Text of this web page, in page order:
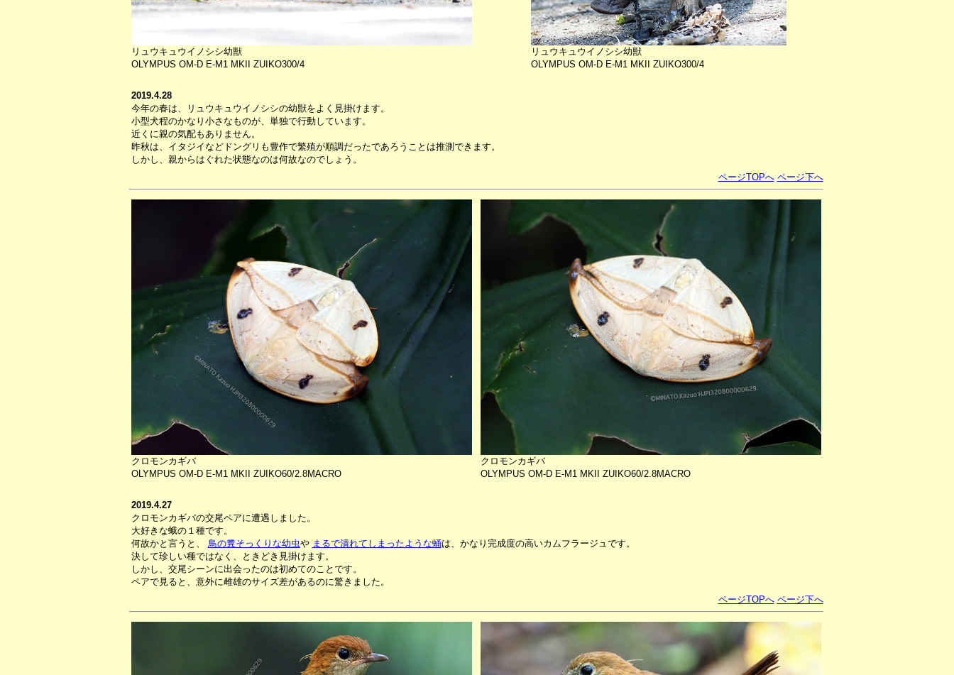
リュウキュウイノシシ幼獣
OLYMPUS OM-D E-M1 MKII ZUIKO300/4
リュウキュウイノシシ幼獣
OLYMPUS OM-D E-M1 MKII ZUIKO300/4
2019.4.28
今年の春は、リュウキュウイノシシの幼獣をよく見掛けます。
小型犬程のかなり小さなものが、単独で行動しています。
近くに親の気配もありません。
昨秋は、イタジイなどドングリも豊作で繁殖が順調だったであろうことは推測できます。
しかし、親からはぐれた状態なのは何故なのでしょう。
ページTOPへ ページ下へ
クロモンカギバ
OLYMPUS OM-D E-M1 MKII ZUIKO60/2.8MACRO
クロモンカギバ
OLYMPUS OM-D E-M1 MKII ZUIKO60/2.8MACRO
2019.4.27
クロモンカギバの交尾ペアに遭遇しました。
大好きな蛾の１種です。
何故かと言うと、 鳥の糞そっくりな幼虫や まるで潰れてしまったような蛹は、かなり完成度の高いカムフラージュです。
決して珍しい種ではなく、ときどき見掛けます。
しかし、交尾シーンに出会ったのは初めてのことです。
ペアで見ると、意外に雌雄のサイズ差があるのに驚きました。
ページTOPへ ページ下へ